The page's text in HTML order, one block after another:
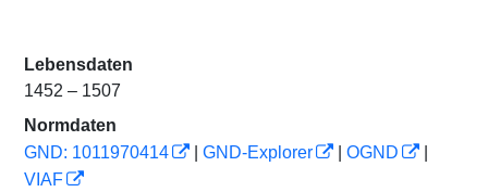
Lebensdaten
1452 – 1507
Normdaten
GND: 1011970414
GND-Explorer OGND
VIAF